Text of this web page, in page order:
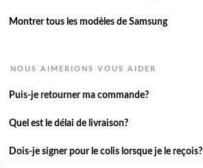
Montrer tous les modèles de Samsung
NOUS AIMERIONS VOUS AIDER
Puis-je retourner ma commande?
Quel est le délai de livraison?
Dois-je signer pour le colis lorsque je le reçois?